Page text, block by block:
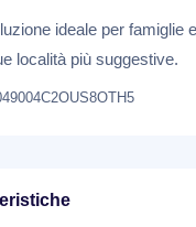
ideale per famiglie
località più suggestive.
Noi e terze parti
tecniche e, con il tuo
più utili per te, come
Chiudendo questo
cookie da installare,